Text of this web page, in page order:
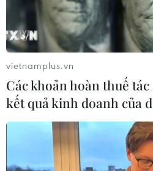
#Vịnh Hạ Long
#Trải nghiệm
Khánh Hòa
Quảng Ninh
Philippines
vietnamplus.vn
Các khoản hoàn thuế
kết quả kinh doanh của